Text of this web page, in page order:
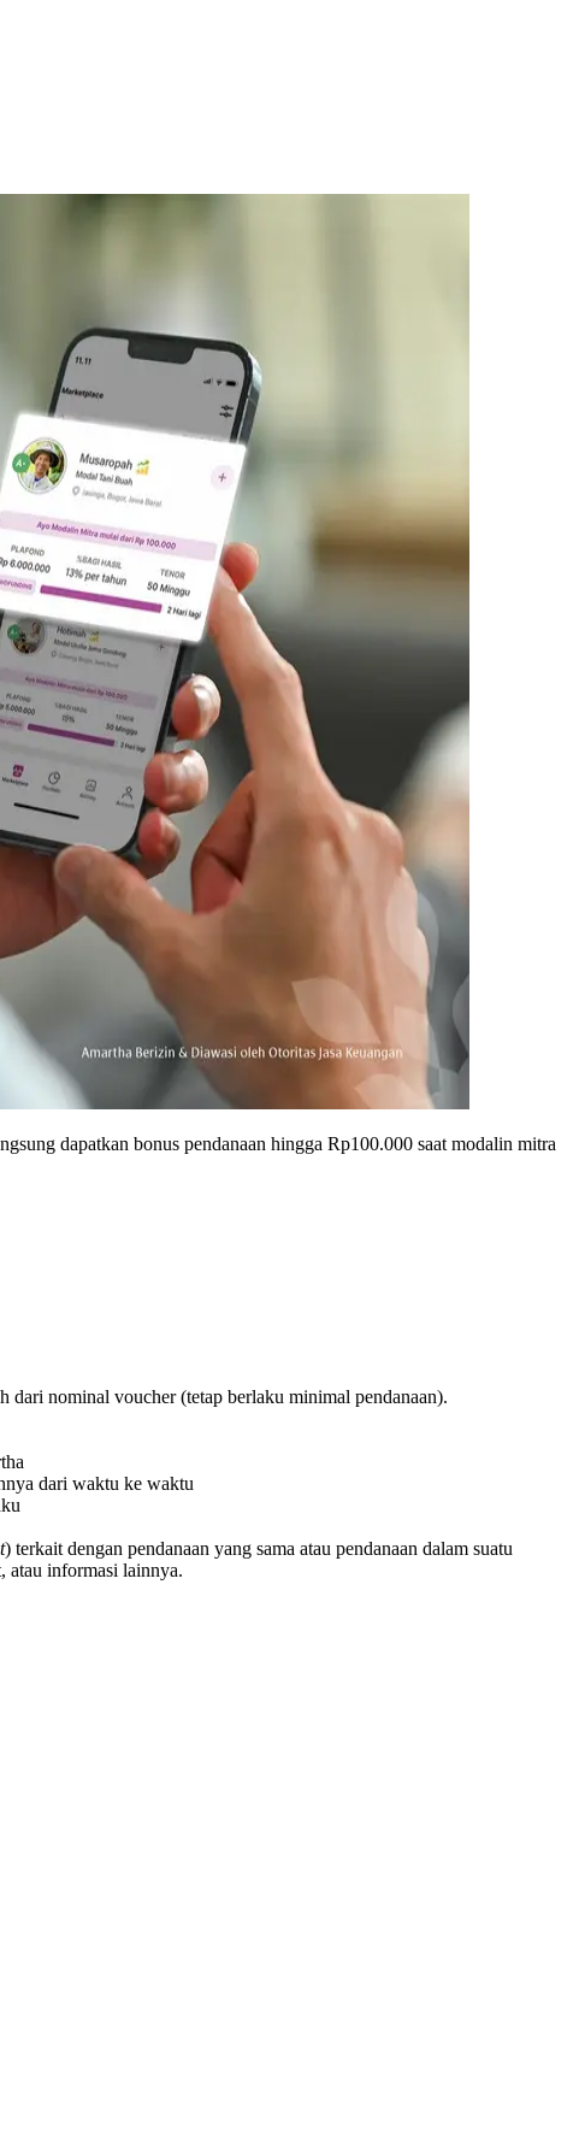
dapatkan bonus pendanaan hingga Rp100.000 saat modalin mitra
nominal voucher (tetap berlaku minimal pendanaan).
dari waktu ke waktu
) terkait dengan pendanaan yang sama atau pendanaan dalam suatu
atau informasi lainnya.